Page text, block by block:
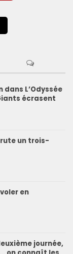
L’Odyssée
écrasent
un trois-
en
journée,